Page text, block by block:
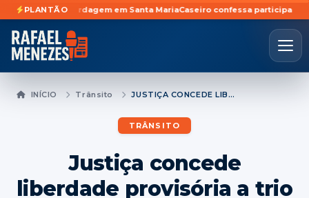
PLANTÃO
abordagem em Santa MariaCaseiro confessa participação em
INÍCIO Trânsito JUSTIÇA CONCEDE LIBERDADE PROVISÓRIA A TRIO PRESO COM DROGAS EM SANTA MARIA
TRÂNSITO
Justiça concede
liberdade provisória a trio